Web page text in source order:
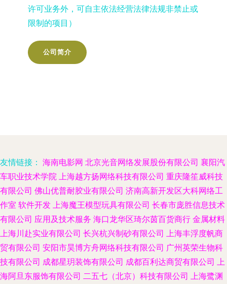
许可业务外，可自主依法经营法律法规非禁止或
限制的项目）
公司简介
友情链接： 海南电影网 北京光音网络发展股份有限公司 襄阳汽
车职业技术学院 上海越方扬网络科技有限公司 重庆隆笙威科技
有限公司 佛山优普耐胶业有限公司 济南高新开发区大科网络工
作室 软件开发 上海魔王模型玩具有限公司 长春市庞胜信息技术
有限公司 应用及技术服务 海口龙华区琦尔茵百货商行 金属材料
上海川赴实业有限公司 长兴杭兴制砂有限公司 上海丰浮度帆商
贸有限公司 安阳市昊博方舟网络科技有限公司 广州英荣生物科
技有限公司 成都星玥装饰有限公司 成都百利达商贸有限公司 上
海阿旦东服饰有限公司 二五七（北京）科技有限公司 上海鹭渊